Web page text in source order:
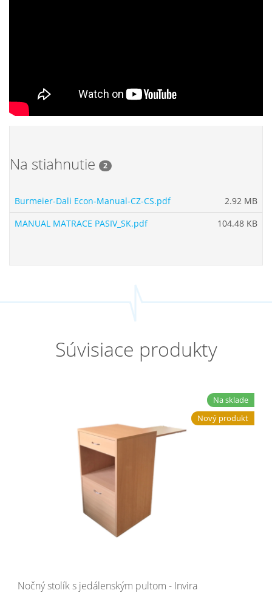
Na stiahnutie 2
Burmeier-Dali Econ-Manual-CZ-CS.pdf
2.92 MB
MANUAL MATRACE PASIV_SK.pdf
104.48 KB
Súvisiace produkty
Na sklade
Nový produkt
Nočný stolík s jedálenským pultom - Invira